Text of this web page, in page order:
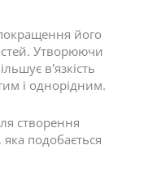
його
Утворюючи
в'язкість
і однорідним.
створення
яка подобається